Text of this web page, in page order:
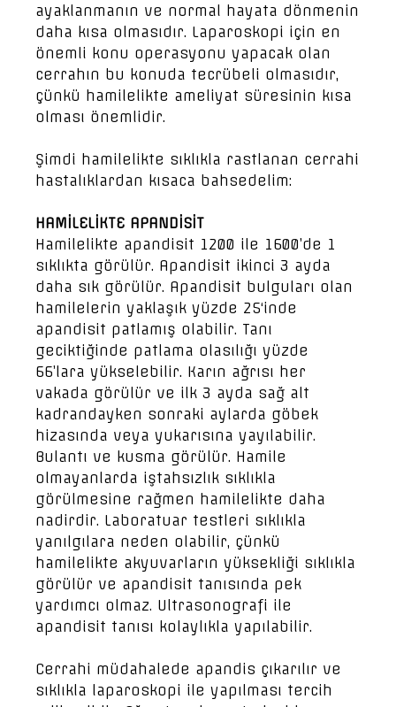
ayaklanmanın ve normal hayata dönmenin
daha kısa olmasıdır. Laparoskopi için en
önemli konu operasyonu yapacak olan
cerrahın bu konuda tecrübeli olmasıdır,
çünkü hamilelikte ameliyat süresinin kısa
olması önemlidir.
Şimdi hamilelikte sıklıkla rastlanan cerrahi
hastalıklardan kısaca bahsedelim:
HAMİLELİKTE APANDİSİT
Hamilelikte apandisit 1200 ile 1600’de 1
sıklıkta görülür. Apandisit ikinci 3 ayda
daha sık görülür. Apandisit bulguları olan
hamilelerin yaklaşık yüzde 25‘inde
apandisit patlamış olabilir. Tanı
geciktiğinde patlama olasılığı yüzde
66’lara yükselebilir. Karın ağrısı her
vakada görülür ve ilk 3 ayda sağ alt
kadrandayken sonraki aylarda göbek
hizasında veya yukarısına yayılabilir.
Bulantı ve kusma görülür. Hamile
olmayanlarda iştahsızlık sıklıkla
görülmesine rağmen hamilelikte daha
nadirdir. Laboratuar testleri sıklıkla
yanılgılara neden olabilir, çünkü
hamilelikte akyuvarların yüksekliği sıklıkla
görülür ve apandisit tanısında pek
yardımcı olmaz. Ultrasonografi ile
apandisit tanısı kolaylıkla yapılabilir.
Cerrahi müdahalede apandis çıkarılır ve
sıklıkla laparoskopi ile yapılması tercih